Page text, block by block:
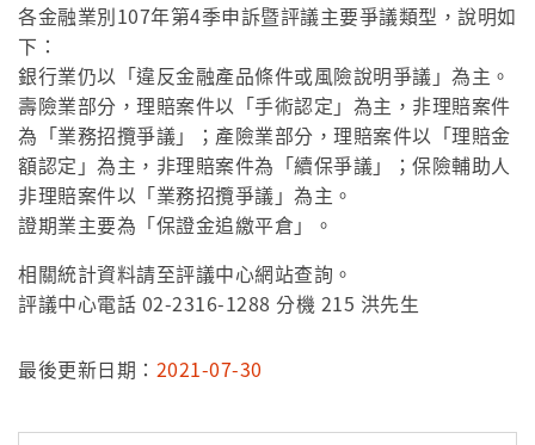
各金融業別107年第4季申訴暨評議主要爭議類型，說明如
下：
銀行業仍以「違反金融產品條件或風險說明爭議」為主。
壽險業部分，理賠案件以「手術認定」為主，非理賠案件
為「業務招攬爭議」；產險業部分，理賠案件以「理賠金
額認定」為主，非理賠案件為「續保爭議」；保險輔助人
非理賠案件以「業務招攬爭議」為主。
證期業主要為「保證金追繳平倉」。
相關統計資料請至評議中心網站查詢。
評議中心電話 02-2316-1288 分機 215 洪先生
最後更新日期： 2021-07-30